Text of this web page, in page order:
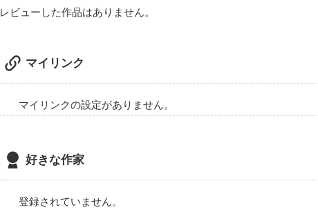
レビューした作品はありません。
マイリンク
マイリンクの設定がありません。
好きな作家
登録されていません。